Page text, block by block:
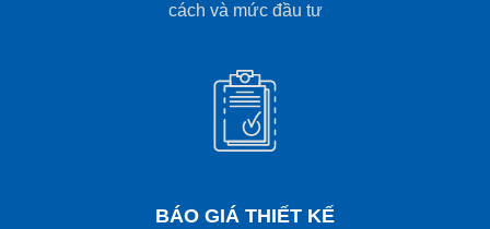
cách và mức đầu tư
BÁO GIÁ THIẾT KẾ